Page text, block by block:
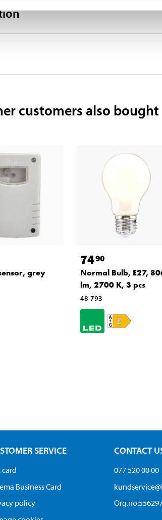
customers also bought
grey
7490
Normal Bulb, E27,
lm, 2700 K, 3 pcs
48-793
SERVICE
card
Business Card
policy
CONTACT
077 520 00 00